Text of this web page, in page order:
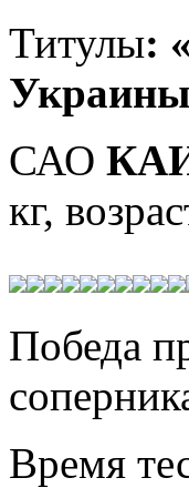
Титулы:
Украины
САО
кг,
Победа
Время